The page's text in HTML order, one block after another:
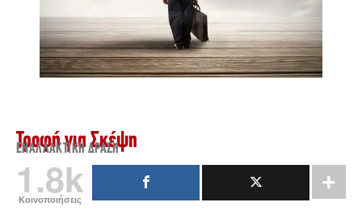
Τροφή για Σκέψη
ΕΝΑΛΛΑΚΤΙΚΉ ΔΡΆΣΗ
1.8k
Κοινοποιήσεις